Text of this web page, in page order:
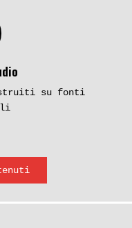
su fonti